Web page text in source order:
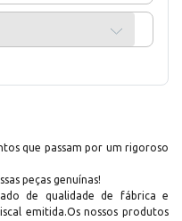
que passam por um rigoroso
peças genuínas!
de qualidade de fábrica e
emitida.Os nossos produtos